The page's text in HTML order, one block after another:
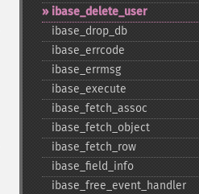
ibase_​delete_​user
ibase_​drop_​db
ibase_​errcode
ibase_​errmsg
ibase_​execute
ibase_​fetch_​assoc
ibase_​fetch_​object
ibase_​fetch_​row
ibase_​field_​info
ibase_​free_​event_​handler